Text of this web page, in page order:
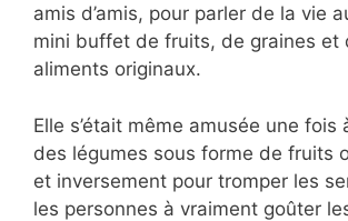
amis d’amis, pour parler de la vie
mini buffet de fruits, de graines et
aliments originaux.
Elle s’était même amusée une fois
des légumes sous forme de fruits
et inversement pour tromper les
les personnes à vraiment goûter